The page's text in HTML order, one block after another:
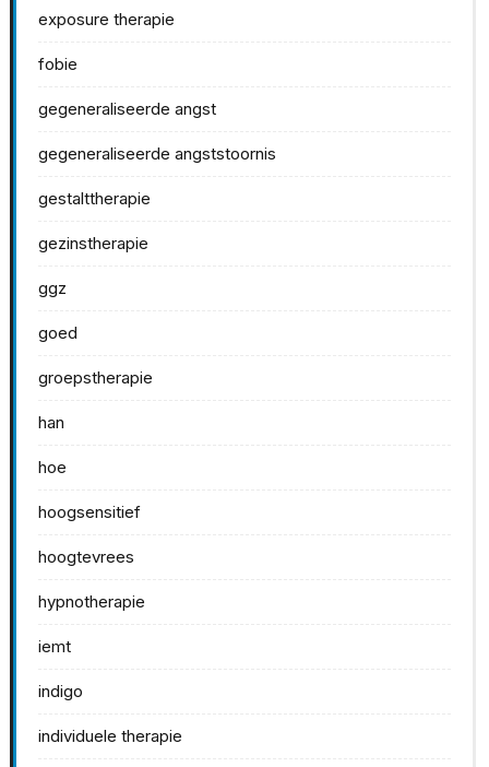
exposure therapie
fobie
gegeneraliseerde angst
gegeneraliseerde angststoornis
gestalttherapie
gezinstherapie
ggz
goed
groepstherapie
han
hoe
hoogsensitief
hoogtevrees
hypnotherapie
iemt
indigo
individuele therapie